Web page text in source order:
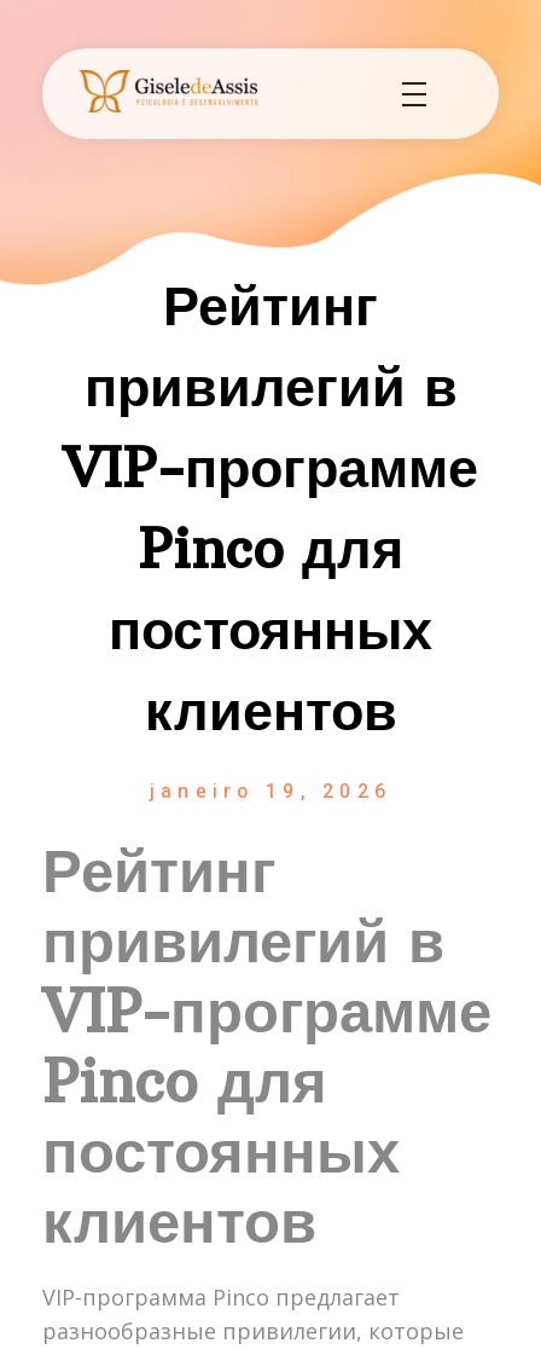
Рейтинг
привилегий в
VIP-программе
Pinco для
постоянных
клиентов
janeiro 19, 2026
Рейтинг
привилегий в
VIP-программе
Pinco для
постоянных
клиентов
VIP-программа Pinco предлагает
разнообразные привилегии, которые